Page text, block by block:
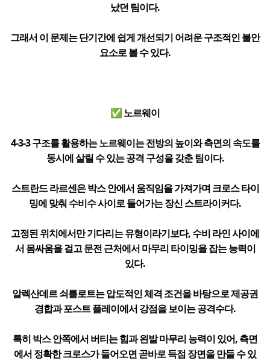
났던 팀이다.
그래서 이 문제는 단기간에 쉽게 개선되기 어려운 구조적인 불안
요소로 볼 수 있다.
✅ 노르웨이
4-3-3 구조를 활용하는 노르웨이는 전방의 높이와 측면의 속도를
동시에 살릴 수 있는 공격 구성을 갖춘 팀이다.
스트란드 라르센은 박스 안에서 움직임을 가져가며 크로스 타이
밍에 맞춰 수비수 사이로 들어가는 장신 스트라이커다.
고정된 위치에서만 기다리는 유형이라기보다, 수비 라인 사이에
서 몸싸움을 걸고 문전 근처에서 마무리 타이밍을 잡는 능력이
있다.
알렉산데르 쇠를로트는 압도적인 체격 조건을 바탕으로 제공권
경합과 포스트 플레이에서 강점을 보이는 공격수다.
특히 박스 안쪽에서 버티는 힘과 왼발 마무리 능력이 있어, 측면
에서 정확한 크로스가 들어오면 곧바로 득점 장면을 만들 수 있